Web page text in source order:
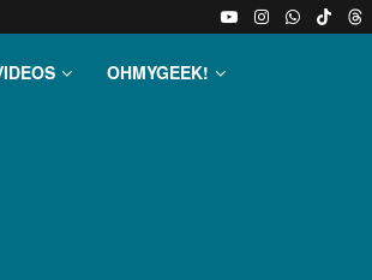
OHMYGEEK!